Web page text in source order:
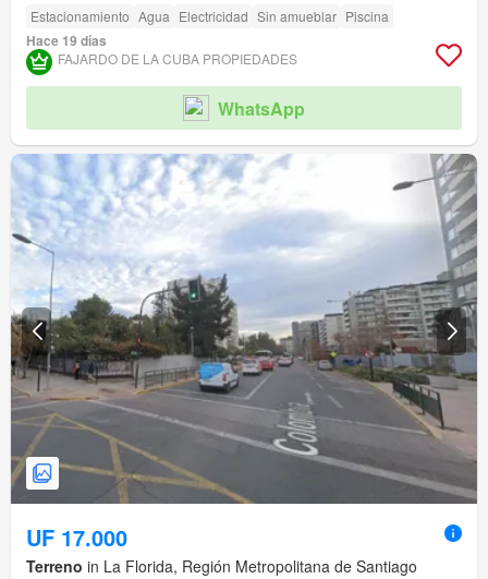
Estacionamiento Agua Electricidad Sin amueblar Piscina
Hace 19 días
FAJARDO DE LA CUBA PROPIEDADES
WhatsApp
UF 17.000
Terreno in La Florida, Región Metropolitana de Santiago